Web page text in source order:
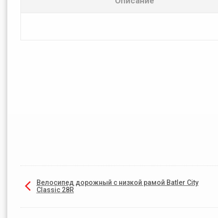
Велосипед дорожный с низкой рамой Batler City
Classic 28R